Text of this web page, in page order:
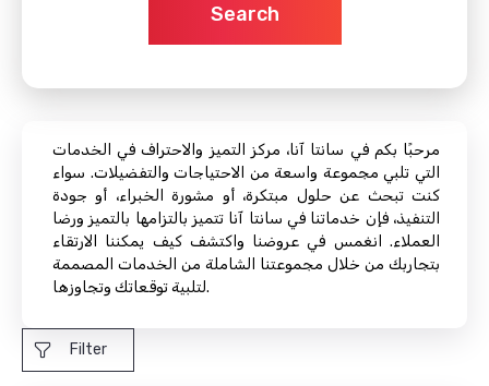
Search
مرحبًا بكم في سانتا آنا، مركز التميز والاحتراف في الخدمات
التي تلبي مجموعة واسعة من الاحتياجات والتفضيلات. سواء
كنت تبحث عن حلول مبتكرة، أو مشورة الخبراء، أو جودة
التنفيذ، فإن خدماتنا في سانتا آنا تتميز بالتزامها بالتميز ورضا
العملاء. انغمس في عروضنا واكتشف كيف يمكننا الارتقاء
بتجاربك من خلال مجموعتنا الشاملة من الخدمات المصممة
لتلبية توقعاتك وتجاوزها.
Filter